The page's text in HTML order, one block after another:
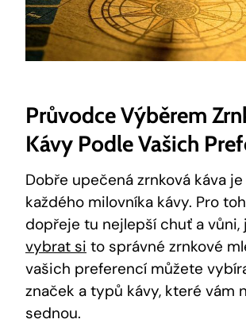
Průvodce Výběrem
Kávy Podle Vašich
Dobře upečená zrnková káva
každého milovníka kávy. Pro
dopřeje tu nejlepší chuť a vůni,
vybrat si to správné zrnkové
vašich preferencí můžete
značek a typů kávy, které vám
sednou.